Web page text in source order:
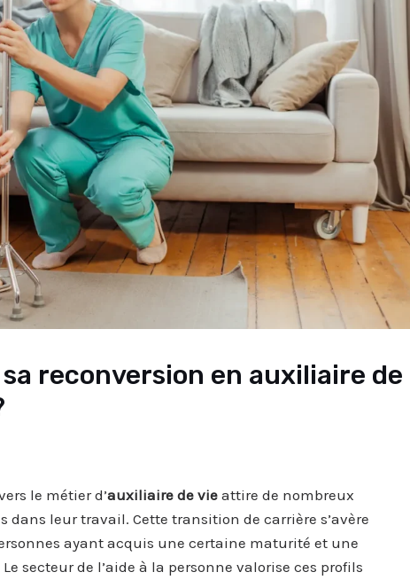
reconversion en auxiliaire de
le métier d’auxiliaire de vie attire de nombreux
dans leur travail. Cette transition de carrière s’avère
ayant acquis une certaine maturité et une
secteur de l’aide à la personne valorise ces profils